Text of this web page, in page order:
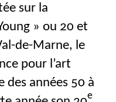
sur la
» ou 20 et
de-Marne, le
pour l’art
des années 50 à
e